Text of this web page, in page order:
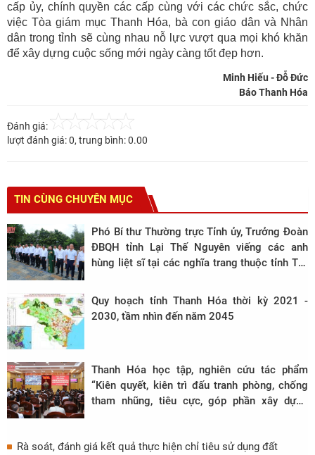
cấp ủy, chính quyền các cấp cùng với các chức sắc, chức
việc Tòa giám mục Thanh Hóa, bà con giáo dân và Nhân
dân trong tỉnh sẽ cùng nhau nỗ lực vượt qua mọi khó khăn
để xây dựng cuộc sống mới ngày càng tốt đẹp hơn.
Minh Hiếu - Đỗ Đức
Báo Thanh Hóa
Đánh giá:
lượt đánh giá:0, trung bình:0.00
TIN CÙNG CHUYÊN MỤC
Phó Bí thư Thường trực Tỉnh ủy, Trưởng Đoàn
ĐBQH tỉnh Lại Thế Nguyên viếng các anh
hùng liệt sĩ tại các nghĩa trang thuộc tỉnh Tây
Quy hoạch tỉnh Thanh Hóa thời kỳ 2021 -
2030, tầm nhìn đến năm 2045
Thanh Hóa học tập, nghiên cứu tác phẩm
“Kiên quyết, kiên trì đấu tranh phòng, chống
tham nhũng, tiêu cực, góp phần xây dựng
Trọng
Rà soát, đánh giá kết quả thực hiện chỉ tiêu sử dụng đất